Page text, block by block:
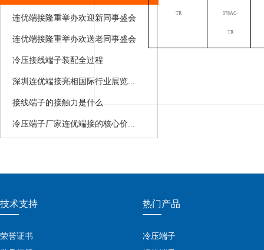
连优端接隆重举办欢迎新同事盛会
连优端接隆重举办欢送老同事盛会
冷压接线端子装配全过程
​深圳连优端接亮相国际行业展览...
接线端子的接触力是什么
​冷压端子厂家连优端接的核心价...
TR 078AC-
TR
技术支持
荣誉证书
热门产品
冷压端子